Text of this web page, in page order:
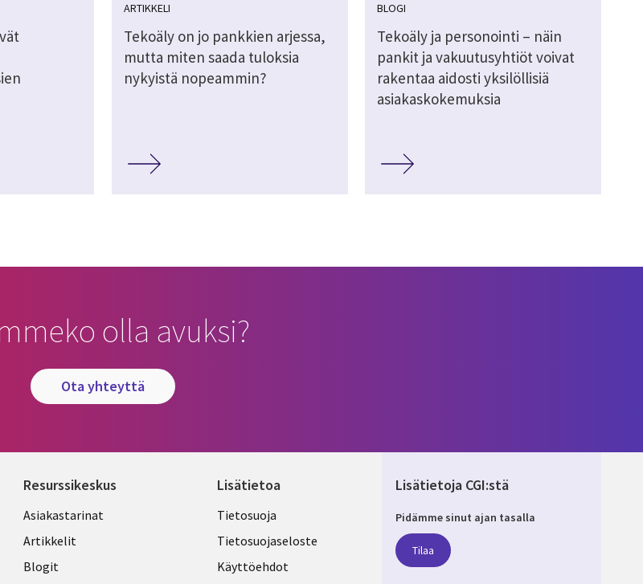
ARTIKKELI
Tekoäly on jo pankkien arjessa,
mutta miten saada tuloksia
nykyistä nopeammin?
BLOGI
Tekoäly ja personointi – näin
pankit ja vakuutusyhtiöt voivat
rakentaa aidosti yksilöllisiä
asiakaskokemuksia
olla avuksi?
ota yhteyttä
Resurssikeskus
Library
Links
FINLAND
Asiakastarinat
Artikkelit
Blogit
Lisätietoa
Legal
FINLAND
Tietosuoja
Tietosuojaseloste
Käyttöehdot
Lisätietoja CGI:stä
Pidämme sinut ajan tasalla
Tilaa